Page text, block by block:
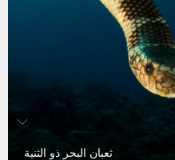
ثعبان البحر ذو الثنية